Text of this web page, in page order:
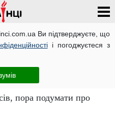
Ви підтверджуєте, що
і погоджуєтеся з
готуватися до
пора подумати про